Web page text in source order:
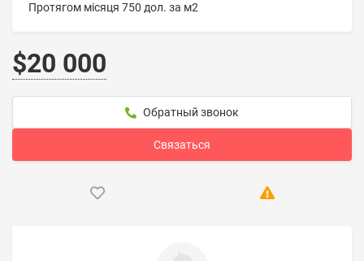
Протягом місяця 750 дол. за м2
$20 000
Обратный звонок
Связаться